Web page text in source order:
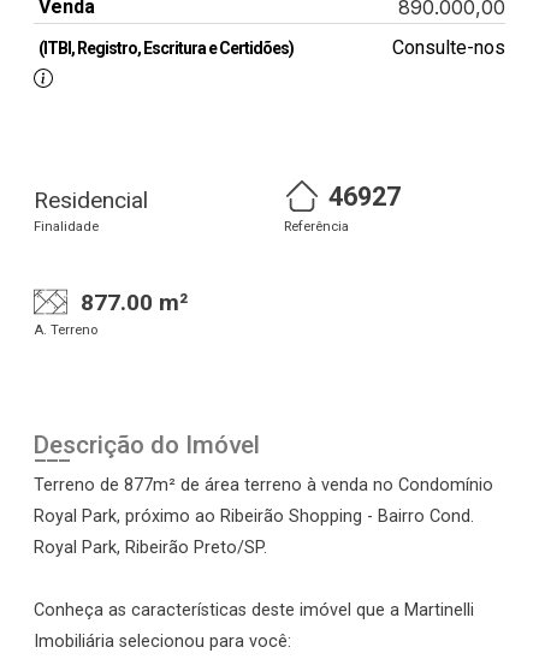
Venda
890.000,00
(ITBI, Registro, Escritura e Certidões) Consulte-nos
Residencial
Finalidade
46927
Referência
877.00 m²
A. Terreno
Descrição do Imóvel
Terreno de 877m² de área terreno à venda no Condomínio
Royal Park, próximo ao Ribeirão Shopping - Bairro Cond.
Royal Park, Ribeirão Preto/SP.
Conheça as características deste imóvel que a Martinelli
Imobiliária selecionou para você: